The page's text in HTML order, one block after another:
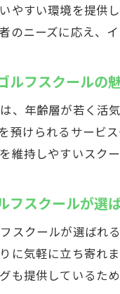
24
駅か
やすい環境を提供
のニーズに応え、
ルフスクールの
、年齢層が若く活
預けられるサービ
維持しやすいスクー
フスクールが選
スクールが選ばれ
に気軽に立ち寄れ
も提供しているた